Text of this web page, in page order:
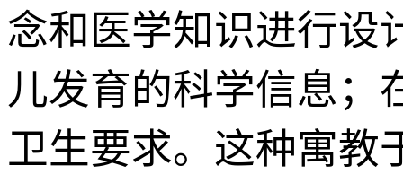
念和医学知识进行设
儿发育的科学信息；
卫生要求。这种寓教